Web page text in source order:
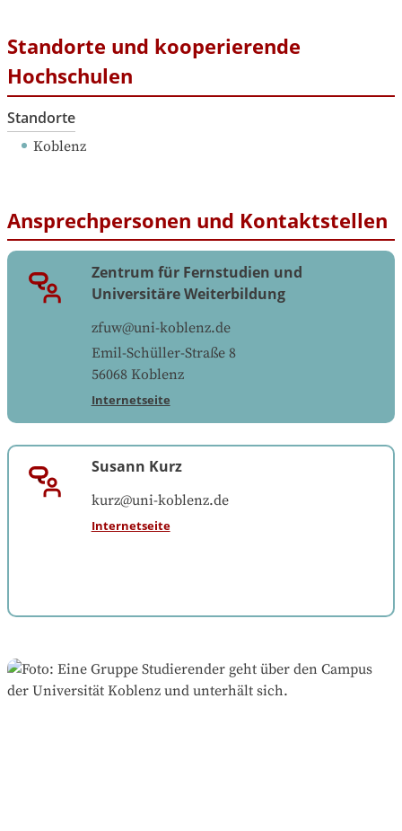
Standorte und kooperierende
Hochschulen
Standorte
Koblenz
Ansprechpersonen und Kontaktstellen
Zentrum für Fernstudien und
Universitäre Weiterbildung
zfuw@uni-koblenz.de
Emil-Schüller-Straße 8
56068 Koblenz
Internetseite
Susann Kurz
kurz@uni-koblenz.de
Internetseite